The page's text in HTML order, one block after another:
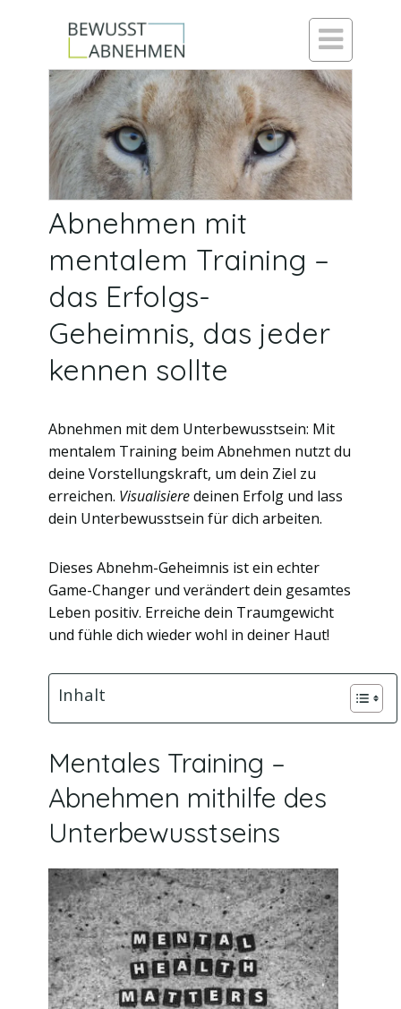

Abnehmen mit
mentalem Training –
das Erfolgs-
Geheimnis, das jeder
kennen sollte
Abnehmen mit dem Unterbewusstsein: Mit
mentalem Training beim Abnehmen nutzt du
deine Vorstellungskraft, um dein Ziel zu
erreichen. Visualisieredeinen Erfolg und lass
dein Unterbewusstsein für dich arbeiten.
Dieses Abnehm-Geheimnis ist ein echter
Game-Changer und verändert dein gesamtes
Leben positiv. Erreiche dein Traumgewicht
und fühle dich wieder wohl in deiner Haut!
Inhalt
Mentales Training –
Abnehmen mithilfe des
Unterbewusstseins